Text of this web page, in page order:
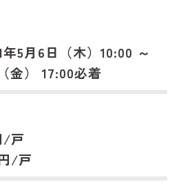
5月6日（木）10:00 ～
金） 17:00必着
/戸
/戸